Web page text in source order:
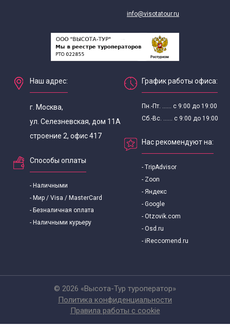
Экскурсии для школьников
Экскурсии для школьников 8 класса
В Подмосковье
info@visotatour.ru
Наш адрес:
г. Москва,
ул. Селезневская, дом 11А
строение 2, офис 417
Способы оплаты
- Наличными
- Мир / Visa / MasterCard
- Безналичная оплата
- Наличными курьеру
График работы офиса:
Пн.-Пт. ...... с 9:00 до 19:00
Сб.-Вс. ...... с 9:00 до 19:00
Нас рекомендуют на:
- TripAdvisor
- Zoon
- Яндекс
- Google
- Otzovik.com
- Osd.ru
- iReccomend.ru
© 2026 «Высота-Тур туроператор»
Политика конфиденциальности
Правила работы с cookie